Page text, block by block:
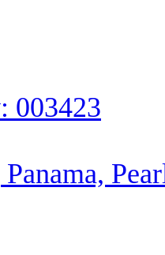
003423